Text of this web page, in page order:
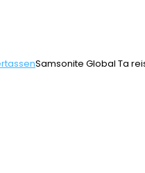
Samsonite Global Ta